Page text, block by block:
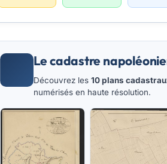
Le cadastre
Découvrez les 10 plans
numérisés en haute résolution.